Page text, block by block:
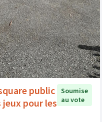
public
jeux pour les
Soumise
au vote